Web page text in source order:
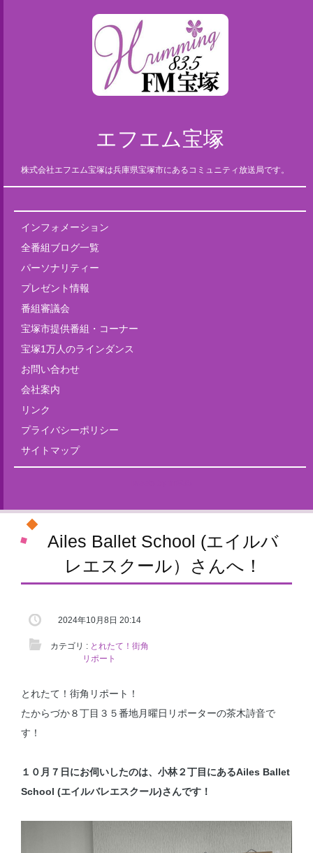
エフエム宝塚
株式会社エフエム宝塚は兵庫県宝塚市にあるコミュニティ放送局です。
インフォメーション
全番組ブログ一覧
パーソナリティー
プレゼント情報
番組審議会
宝塚市提供番組・コーナー
宝塚1万人のラインダンス
お問い合わせ
会社案内
リンク
プライバシーポリシー
サイトマップ
Ailes Ballet School (エイルバ
レエスクール）さんへ！
2024年10月8日 20:14
カテゴリ : とれたて！街角
リポート
とれたて！街角リポート！
たからづか８丁目３５番地月曜日リポーターの茶木詩音で
す！
１０月７日にお伺いしたのは、小林２丁目にあるAiles Ballet
School (エイルバレエスクール)さんです！